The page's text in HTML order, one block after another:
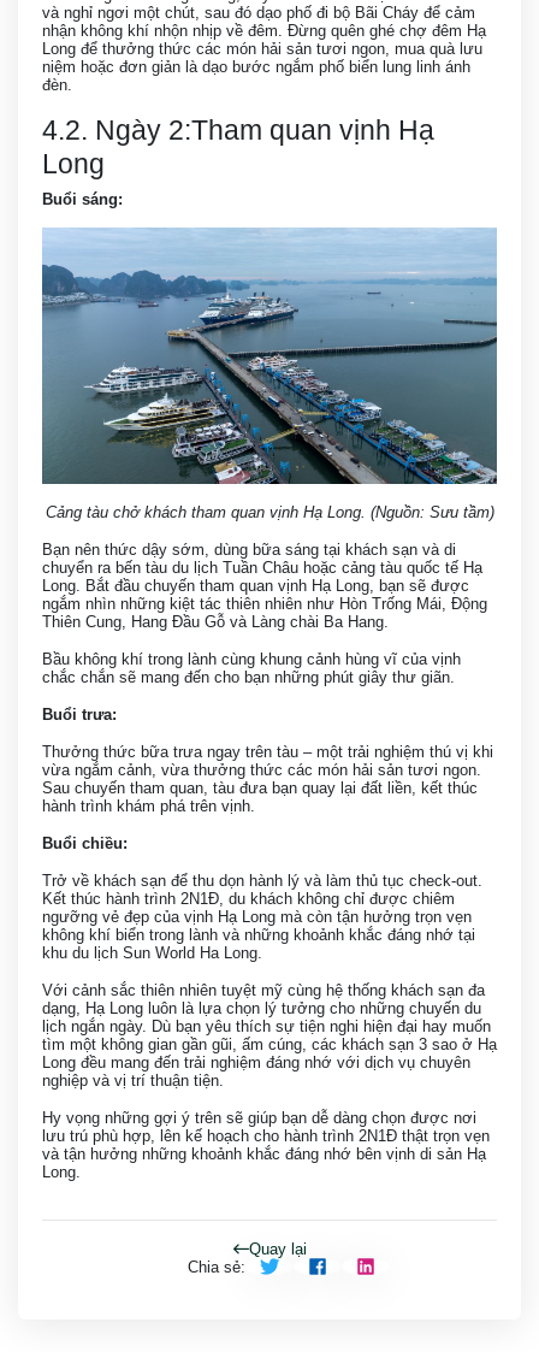
và nghỉ ngơi một chút, sau đó dạo phố đi bộ Bãi Cháy để cảm
nhận không khí nhộn nhịp về đêm. Đừng quên ghé chợ đêm Hạ
Long để thưởng thức các món hải sản tươi ngon, mua quà lưu
niệm hoặc đơn giản là dạo bước ngắm phố biển lung linh ánh
đèn.
4.2. Ngày 2:Tham quan vịnh Hạ
Long
Buổi sáng:
Cảng tàu chở khách tham quan vịnh Hạ Long. (Nguồn: Sưu tầm)
Bạn nên thức dậy sớm, dùng bữa sáng tại khách sạn và di
chuyển ra bến tàu du lịch Tuần Châu hoặc cảng tàu quốc tế Hạ
Long. Bắt đầu chuyến tham quan vịnh Hạ Long, bạn sẽ được
ngắm nhìn những kiệt tác thiên nhiên như Hòn Trống Mái, Động
Thiên Cung, Hang Đầu Gỗ và Làng chài Ba Hang.
Bầu không khí trong lành cùng khung cảnh hùng vĩ của vịnh
chắc chắn sẽ mang đến cho bạn những phút giây thư giãn.
Buổi trưa:
Thưởng thức bữa trưa ngay trên tàu – một trải nghiệm thú vị khi
vừa ngắm cảnh, vừa thưởng thức các món hải sản tươi ngon.
Sau chuyến tham quan, tàu đưa bạn quay lại đất liền, kết thúc
hành trình khám phá trên vịnh.
Buổi chiều:
Trở về khách sạn để thu dọn hành lý và làm thủ tục check-out.
Kết thúc hành trình 2N1Đ, du khách không chỉ được chiêm
ngưỡng vẻ đẹp của vịnh Hạ Long mà còn tận hưởng trọn vẹn
không khí biển trong lành và những khoảnh khắc đáng nhớ tại
khu du lịch Sun World Ha Long.
Với cảnh sắc thiên nhiên tuyệt mỹ cùng hệ thống khách sạn đa
dạng, Hạ Long luôn là lựa chọn lý tưởng cho những chuyến du
lịch ngắn ngày. Dù bạn yêu thích sự tiện nghi hiện đại hay muốn
tìm một không gian gần gũi, ấm cúng, các khách sạn 3 sao ở Hạ
Long đều mang đến trải nghiệm đáng nhớ với dịch vụ chuyên
nghiệp và vị trí thuận tiện.
Hy vọng những gợi ý trên sẽ giúp bạn dễ dàng chọn được nơi
lưu trú phù hợp, lên kế hoạch cho hành trình 2N1Đ thật trọn vẹn
và tận hưởng những khoảnh khắc đáng nhớ bên vịnh di sản Hạ
Long.
Quay lại
Chia sẻ: